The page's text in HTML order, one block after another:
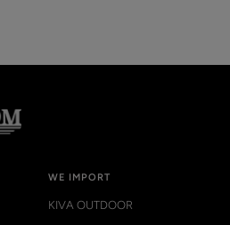
WE IMPORT
KIVA OUTDOOR